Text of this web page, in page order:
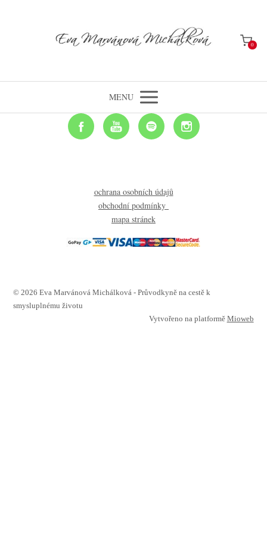
0
MENU
ochrana osobních údajů
obchodní podmínky
mapa stránek
© 2026 Eva Marvánová Michálková - Průvodkyně na cestě k
smysluplnému životu
Vytvořeno na platformě Mioweb